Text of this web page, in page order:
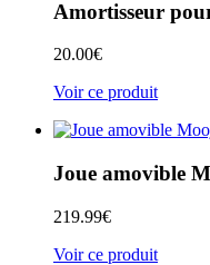
Amortisseur
20.00€
Voir ce produit
Joue amovible
219.99€
Voir ce produit